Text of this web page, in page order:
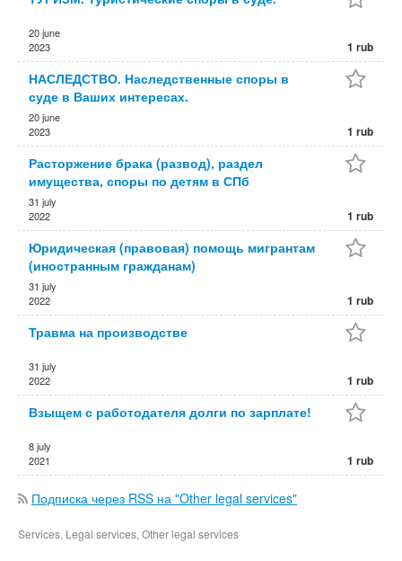
20 june
2023
1 rub
НАСЛЕДСТВО. Наследственные споры в
суде в Ваших интересах.
20 june
2023
1 rub
Расторжение брака (развод), раздел
имущества, споры по детям в СПб
31 july
2022
1 rub
Юридическая (правовая) помощь мигрантам
(иностранным гражданам)
31 july
2022
1 rub
Травма на производстве
31 july
2022
1 rub
Взыщем с работодателя долги по зарплате!
8 july
2021
1 rub
Подписка через RSS на "Other legal services"
Services, Legal services, Other legal services